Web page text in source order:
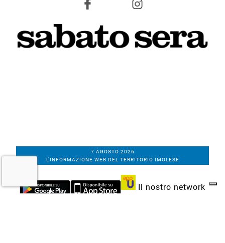
7 AGOSTO 2026
L'INFORMAZIONE WEB DEL TERRITORIO IMOLESE
Il nostro network